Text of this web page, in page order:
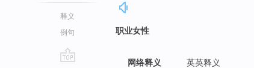
释义
例句
职业女性
网络释义 英英释义